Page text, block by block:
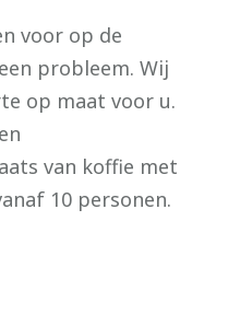
voor op de
probleem. Wij
op maat voor u.
van koffie met
10 personen.